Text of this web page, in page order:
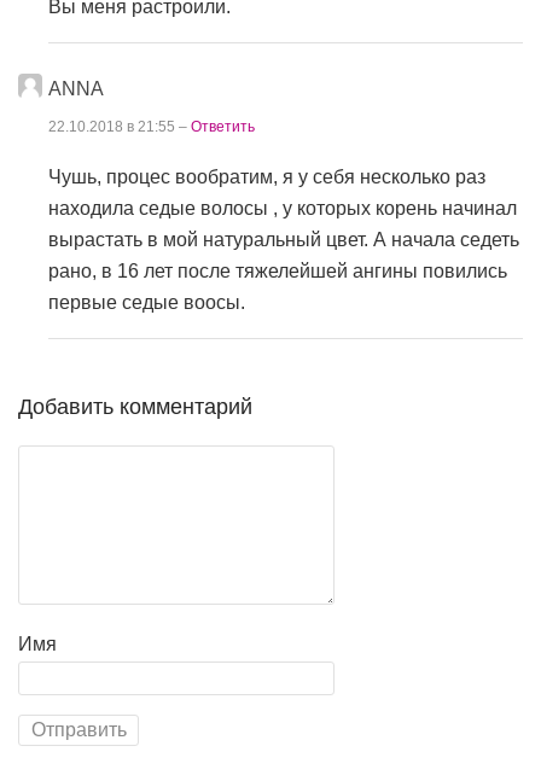
Вы меня растроили.
ANNA
22.10.2018 в 21:55 – Ответить
Чушь, процес вообратим, я у себя несколько раз
находила седые волосы , у которых корень начинал
вырастать в мой натуральный цвет. А начала седеть
рано, в 16 лет после тяжелейшей ангины повились
первые седые воосы.
Добавить комментарий
Имя